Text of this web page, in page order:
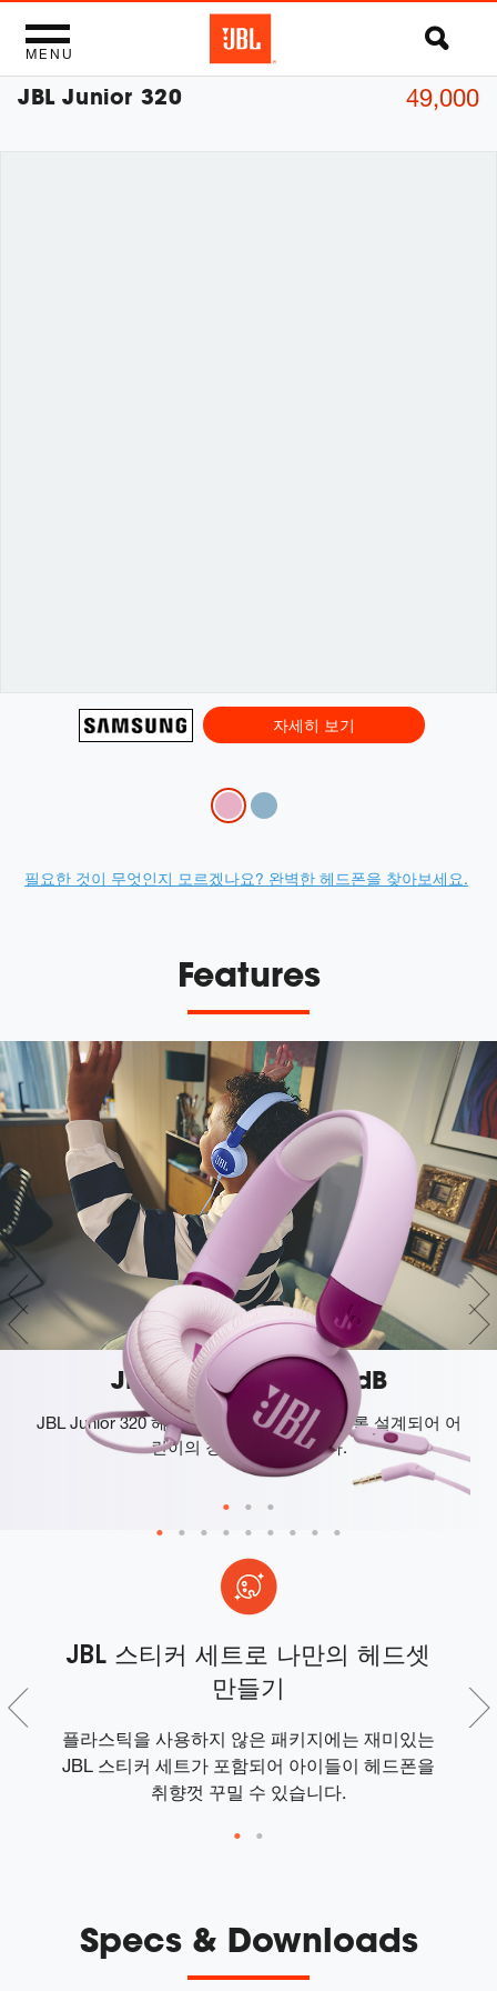
MENU
JBL Junior 320 49,000
자세히 보기
Promotions
필요한 것이 무엇인지 모르겠나요? 완벽한 헤드폰을 찾아보세요.
Features
JBL Safe Sound <85dB
JBL Junior 320 헤드폰은 85dB을 넘지 않도록 설계되어 어
린이의 청력에 안전합니다.
JBL 스티커 세트로 나만의 헤드셋
만들기
플라스틱을 사용하지 않은 패키지에는 재미있는
JBL 스티커 세트가 포함되어 아이들이 헤드폰을
취향껏 꾸밀 수 있습니다.
Specs & Downloads